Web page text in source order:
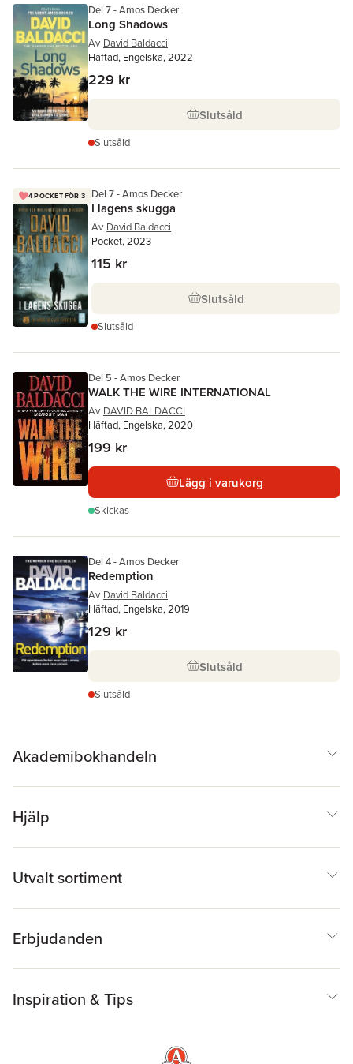
Del 7 - Amos Decker
Long Shadows
Av David Baldacci
Häftad, Engelska, 2022
229 kr
Slutsåld
Slutsåld
4 POCKET FÖR 3 Del 7 - Amos Decker
I lagens skugga
Av David Baldacci
Pocket, 2023
115 kr
Slutsåld
Slutsåld
Del 5 - Amos Decker
WALK THE WIRE INTERNATIONAL
Av DAVID BALDACCI
Häftad, Engelska, 2020
199 kr
Lägg i varukorg
Skickas
Del 4 - Amos Decker
Redemption
Av David Baldacci
Häftad, Engelska, 2019
129 kr
Slutsåld
Slutsåld
Akademibokhandeln
Hjälp
Utvalt sortiment
Erbjudanden
Inspiration & Tips